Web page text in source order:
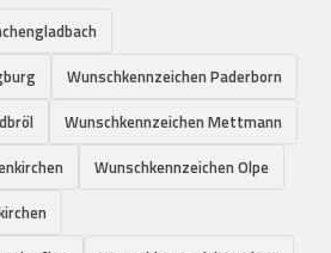
Wunschkennzeichen Paderborn
Wunschkennzeichen Mettmann
Wunschkennzeichen Olpe